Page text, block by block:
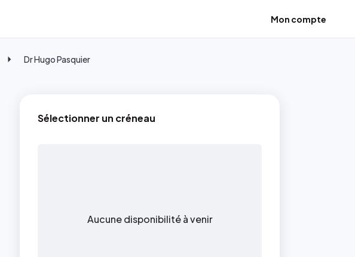
Mon compte
Dr Hugo Pasquier
Sélectionner un créneau
Aucune disponibilité à venir